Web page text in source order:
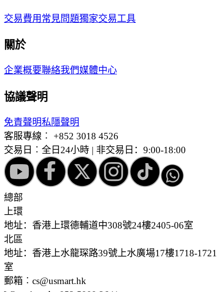
交易費用常見問題獨家交易工具
關於
企業概要聯絡我們媒體中心
協議聲明
免責聲明私隱聲明
客服專線︰ +852 3018 4526
交易日︰全日24小時 | 非交易日：9:00-18:00
總部
上環
地址：香港上環德輔道中308號24樓2405-06室
北區
地址：香港上水龍琛路39號上水廣場17樓1718-1721
室
郵箱︰cs@usmart.hk